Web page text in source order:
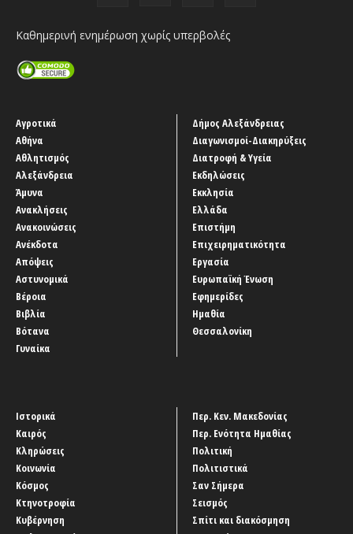
Καθημερινή ενημέρωση χωρίς υπερβολές
Αγροτικά
Αθήνα
Αθλητισμός
Αλεξάνδρεια
Άμυνα
Ανακλήσεις
Ανακοινώσεις
Ανέκδοτα
Απόψεις
Αστυνομικά
Βέροια
Βιβλία
Βότανα
Γυναίκα
Δήμος Αλεξάνδρειας
Διαγωνισμοί-Διακηρύξεις
Διατροφή & Υγεία
Εκδηλώσεις
Εκκλησία
Ελλάδα
Επιστήμη
Επιχειρηματικότητα
Εργασία
Ευρωπαϊκή Ένωση
Εφημερίδες
Ημαθία
Θεσσαλονίκη
Ιστορικά
Καιρός
Κληρώσεις
Κοινωνία
Κόσμος
Κτηνοτροφία
Κυβέρνηση
Περ. Κεν. Μακεδονίας
Περ. Ενότητα Ημαθίας
Πολιτική
Πολιτιστικά
Σαν Σήμερα
Σεισμός
Σπίτι και διακόσμηση